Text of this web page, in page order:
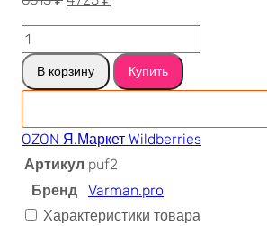
цена
6613 ₽.
цена:
Количество
товара
Пуф
из
натурального
ротанга,
подушка
на
В корзину Купить
OZON Я.Маркет Wildberries
Артикул puf2
Бренд
Varman.pro
Характеристики товара